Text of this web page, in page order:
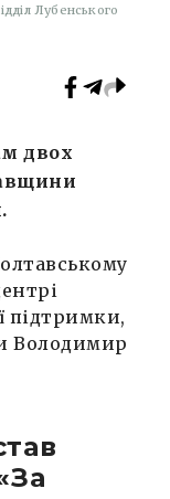
Лубенського
двох
підтримки,
Володимир